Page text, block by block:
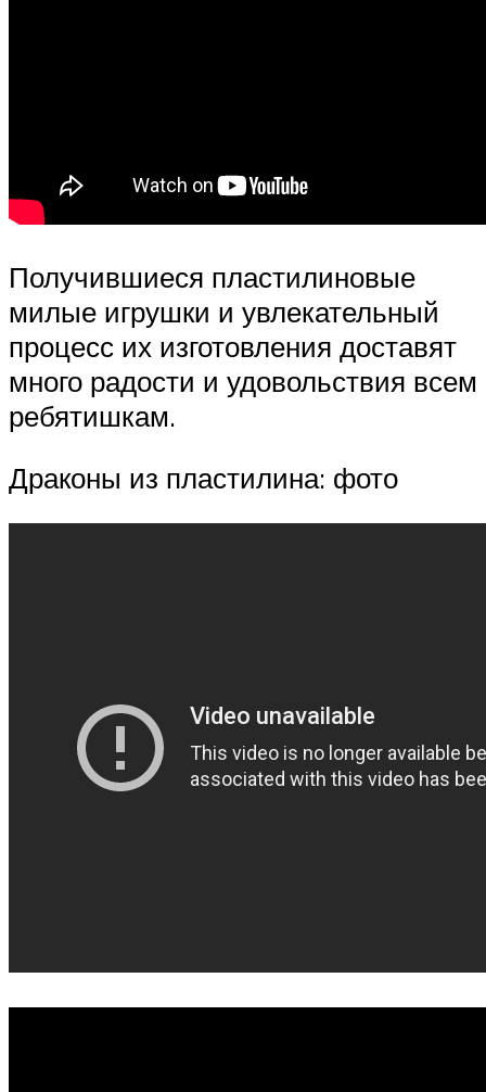
Получившиеся пластилиновые
милые игрушки и увлекательный
процесс их изготовления доставят
много радости и удовольствия всем
ребятишкам.
Драконы из пластилина: фото